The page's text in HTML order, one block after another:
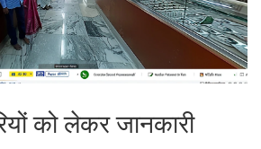
को लेकर जानकारी